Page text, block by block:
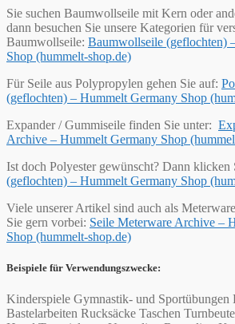
Sie suchen Baumwollseile mit Kern oder
dann besuchen Sie unsere Kategorien für
Baumwollseile: Baumwollseile (geflochten)
Shop (hummelt-shop.de)
Für Seile aus Polypropylen gehen Sie auf:
(geflochten) – Hummelt Germany Shop
Expander / Gummiseile finden Sie unter:
Archive – Hummelt Germany Shop
Ist doch Polyester gewünscht? Dann klicken
(geflochten) – Hummelt Germany Shop
Viele unserer Artikel sind auch als
Sie gern vorbei: Seile Meterware Archive –
Shop (hummelt-shop.de)
Beispiele für Verwendungszwecke:
Kinderspiele Gymnastik- und
Bastelarbeiten Rucksäcke Taschen